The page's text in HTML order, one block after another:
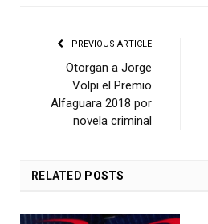
PREVIOUS ARTICLE
Otorgan a Jorge
Volpi el Premio
Alfaguara 2018 por
novela criminal
RELATED POSTS